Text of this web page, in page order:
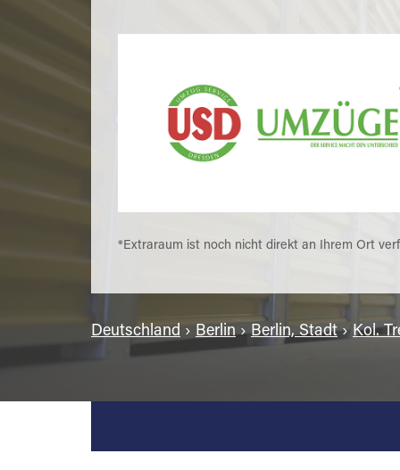
*Extraraum ist noch nicht direkt an Ihrem Ort
Deutschland › Berlin› Berlin, Stadt› Kol.